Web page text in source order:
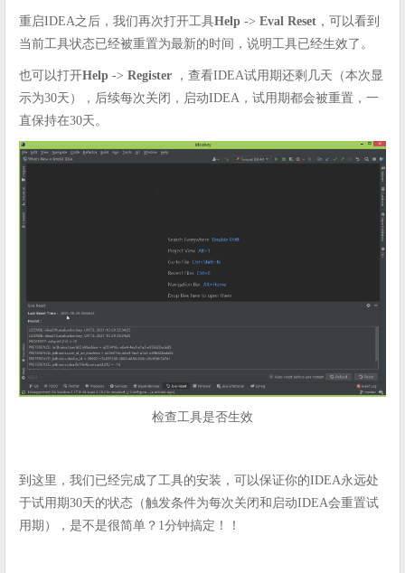
重启IDEA之后，我们再次打开工具Help -> Eval Reset ，可以看到
当前工具状态已经被重置为最新的时间，说明工具已经生效了。
也可以打开Help -> Register ，查看IDEA试用期还剩几天（本次显
示为30天），后续每次关闭，启动IDEA，试用期都会被重置，一
直保持在30天。
检查工具是否生效
到这里，我们已经完成了工具的安装，可以保证你的IDEA永远处
于试用期30天的状态（触发条件为每次关闭和启动IDEA会重置试
用期），是不是很简单？1分钟搞定！！